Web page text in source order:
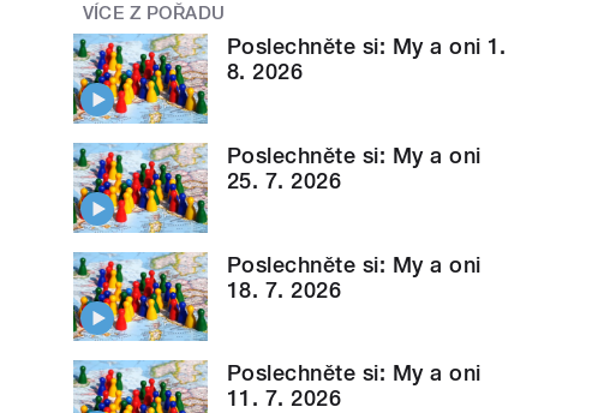
VÍCE Z POŘADU
Poslechněte si: My a oni 1.
8. 2026
Poslechněte si: My a oni
25. 7. 2026
Poslechněte si: My a oni
18. 7. 2026
Poslechněte si: My a oni
11. 7. 2026